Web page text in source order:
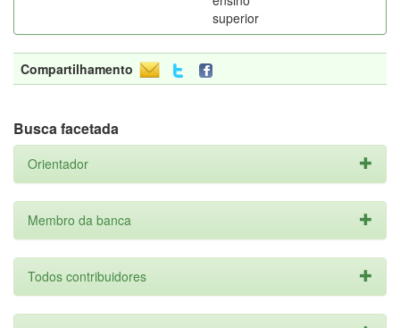
superior
Compartilhamento
Busca facetada
Orientador
Membro da banca
Todos contribuidores